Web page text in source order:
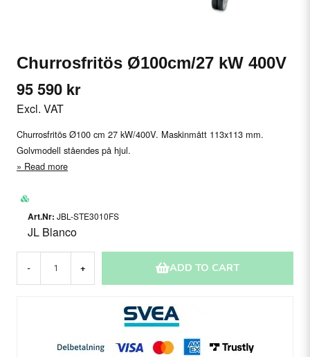
Churrosfritös Ø100cm/27 kW 400V
95 590 kr
Excl. VAT
Churrosfritös Ø100 cm 27 kW/400V. Maskinmått 113x113 mm.
Golvmodell ståendes på hjul.
Read more
JBL-STE3010FS
JL Blanco
- + ADD TO CART